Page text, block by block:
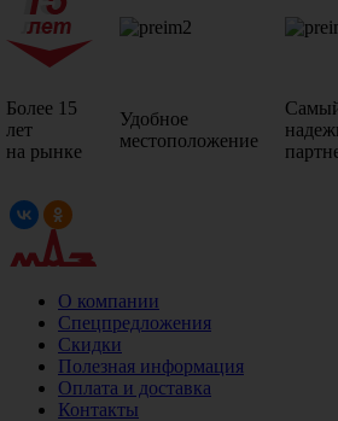
Более 15
лет
на рынке
Удобное
местоположение
О компании
Спецпредложения
Скидки
Полезная информация
Оплата и доставка
Контакты